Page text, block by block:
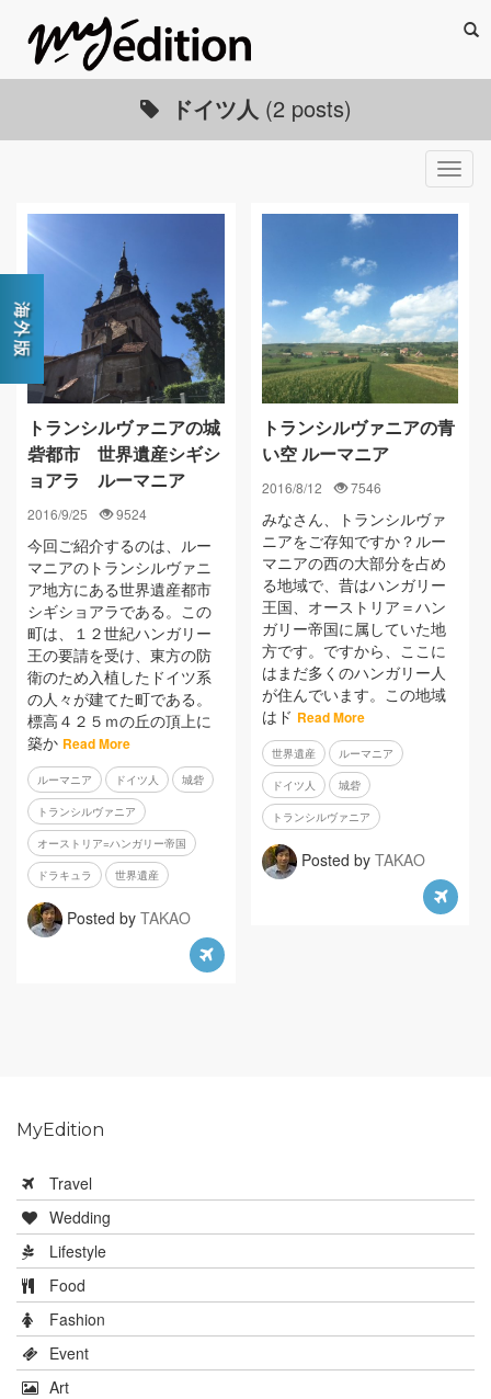
ドイツ人 (2 posts)
トランシルヴァニアの城
砦都市 世界遺産シギシ
ョアラ ルーマニア
2016/9/25 9524
今回ご紹介するのは、ルー
マニアのトランシルヴァニ
ア地方にある世界遺産都市
シギショアラである。この
町は、１２世紀ハンガリー
王の要請を受け、東方の防
衛のため入植したドイツ系
の人々が建てた町である。
標高４２５ｍの丘の頂上に
築か Read More
ルーマニア ドイツ人 城砦
トランシルヴァニア
オーストリア=ハンガリー帝国
ドラキュラ 世界遺産
Posted by TAKAO
トランシルヴァニアの青
い空 ルーマニア
2016/8/12 7546
みなさん、トランシルヴァ
ニアをご存知ですか？ルー
マニアの西の大部分を占め
る地域で、昔はハンガリー
王国、オーストリア＝ハン
ガリー帝国に属していた地
方です。ですから、ここに
はまだ多くのハンガリー人
が住んでいます。この地域
はド Read More
世界遺産 ルーマニア
ドイツ人 城砦
トランシルヴァニア
Posted by TAKAO
MyEdition
Travel
Wedding
Lifestyle
Food
Fashion
Event
Art